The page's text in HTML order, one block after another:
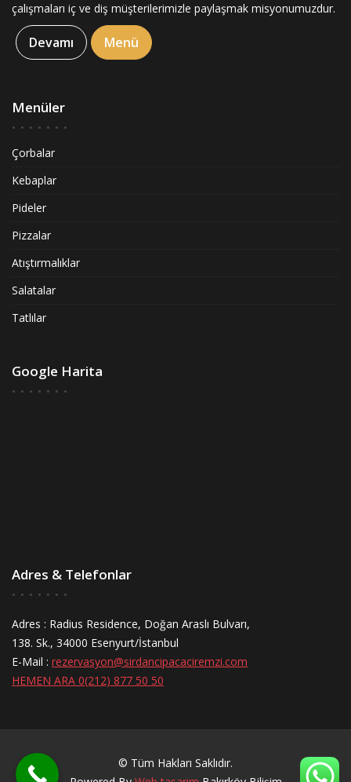
çalışmaları iç ve diş müşterilerimizle paylaşmak misyonumuzdur.
Devamı Menü
Menüler
Çorbalar
Kebaplar
Pideler
Pizzalar
Atıştırmalıklar
Salatalar
Tatlılar
Google Harita
Adres & Telefonlar
Adres : Radius Residence, Doğan Araslı Bulvarı,
138. Sk., 34000 Esenyurt/İstanbul
E-Mail : rezervasyon@sirdancipacaciremzi.com
HEMEN ARA 0(212) 877 50 50
© Tüm Hakları Saklıdır.